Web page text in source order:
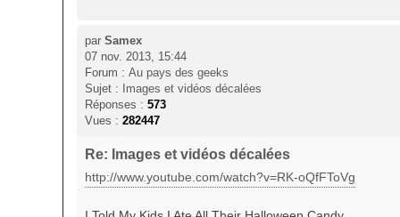
par Samex
07 nov. 2013, 15:44
Forum : Au pays des geeks
Sujet :
Images et vidéos décalées
Réponses : 573
Vues : 282447
Re: Images et vidéos décalées
http://www.youtube.com/watch?v=RK-oQfFToVg